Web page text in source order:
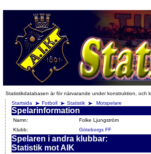
Statistikdatabasen är för närvarande under konstruktion, och
Startsida
Fotboll Statistik Motspelare
Spelarinformation
Namn:
Folke Ljungström
Klubb:
Göteborgs FF
Spelaren i andra klubbar:
Statistik mot AIK